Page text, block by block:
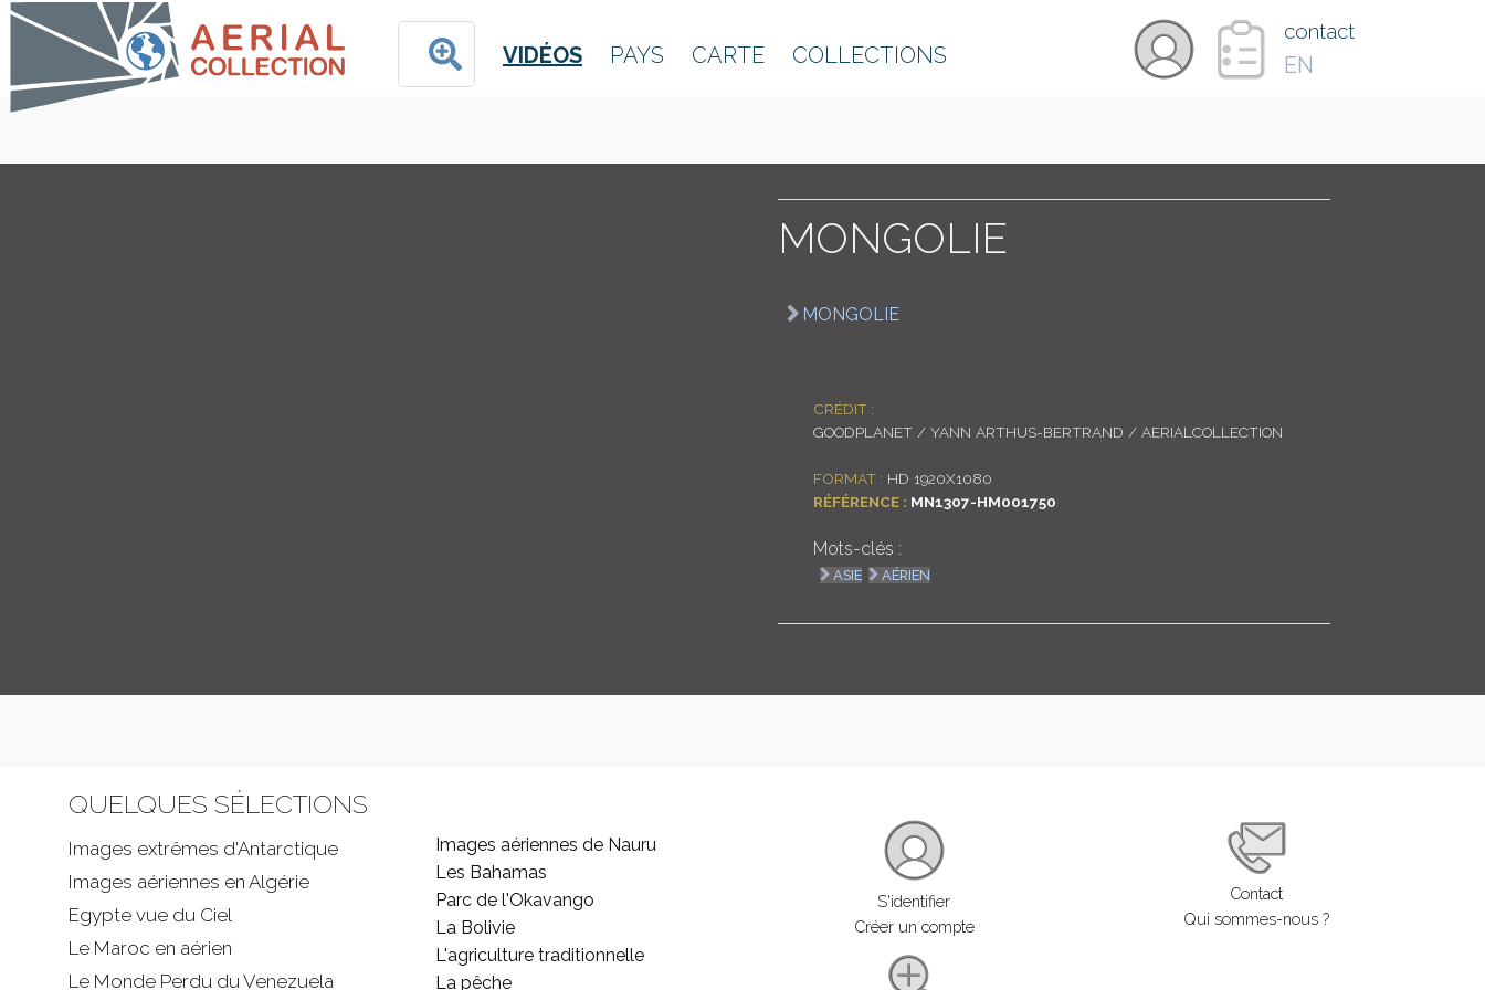
VIDÉOS PAYS CARTE COLLECTIONS
contact
EN
MONGOLIE
MONGOLIE
CRÉDIT :
GOODPLANET / YANN ARTHUS-BERTRAND / AERIALCOLLECTION
FORMAT : HD 1920X1080
RÉFÉRENCE : MN1307-HM001750
Mots-clés :
ASIE AÉRIEN
QUELQUES SÉLECTIONS
Images extrêmes d'Antarctique
Images aériennes en Algérie
Egypte vue du Ciel
Le Maroc en aérien
Le Monde Perdu du Venezuela
Images aériennes de Nauru
Les Bahamas
Parc de l'Okavango
La Bolivie
L'agriculture traditionnelle
La pêche
S'identifier
Créer un compte
Contact
Qui sommes-nous ?